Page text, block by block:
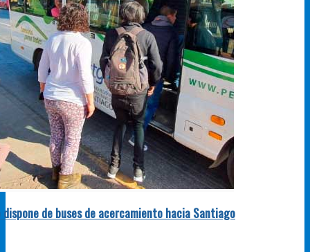
de buses de acercamiento hacia Santiago